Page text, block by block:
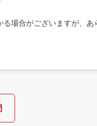
場合がございますが、